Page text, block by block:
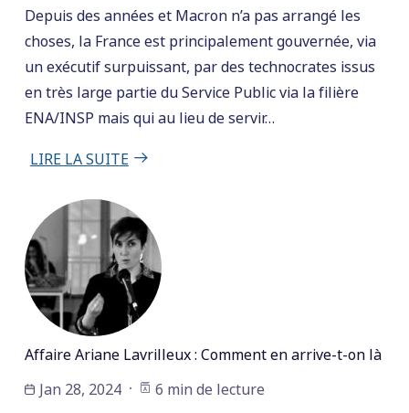
Depuis des années et Macron n’a pas arrangé les
choses, la France est principalement gouvernée, via
un exécutif surpuissant, par des technocrates issus
en très large partie du Service Public via la filière
ENA/INSP mais qui au lieu de servir…
LIRE LA SUITE
Affaire Ariane Lavrilleux : Comment en arrive-t-on là
Jan 28, 2024
6 min de lecture